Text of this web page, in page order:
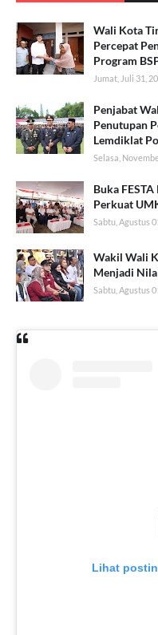
Wali Kota
Percepat
Program
Jumat, Juli 31,
Penjabat
Penutupan
Lemdiklat
Selasa,
Buka
Perkuat
Sabtu, Agustus
Wakil Wali
Menjadi
Sabtu, Agustus
Lihat